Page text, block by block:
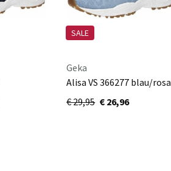
SALE
Geka
Alisa VS 366277 blau/rosa
€ 29,95 € 26,96